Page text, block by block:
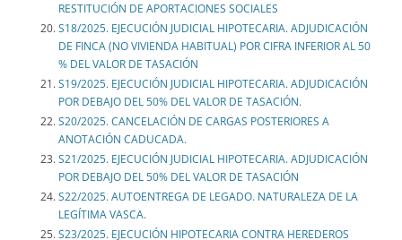
RESTITUCIÓN DE APORTACIONES SOCIALES
S18/2025. EJECUCIÓN JUDICIAL HIPOTECARIA. ADJUDICACIÓN
DE FINCA (NO VIVIENDA HABITUAL) POR CIFRA INFERIOR AL 50
% DEL VALOR DE TASACIÓN
S19/2025. EJECUCIÓN JUDICIAL HIPOTECARIA. ADJUDICACIÓN
POR DEBAJO DEL 50% DEL VALOR DE TASACIÓN.
S20/2025. CANCELACIÓN DE CARGAS POSTERIORES A
ANOTACIÓN CADUCADA.
S21/2025. EJECUCIÓN JUDICIAL HIPOTECARIA. ADJUDICACIÓN
POR DEBAJO DEL 50% DEL VALOR DE TASACIÓN
S22/2025. AUTOENTREGA DE LEGADO. NATURALEZA DE LA
LEGÍTIMA VASCA.
S23/2025. EJECUCIÓN HIPOTECARIA CONTRA HEREDEROS